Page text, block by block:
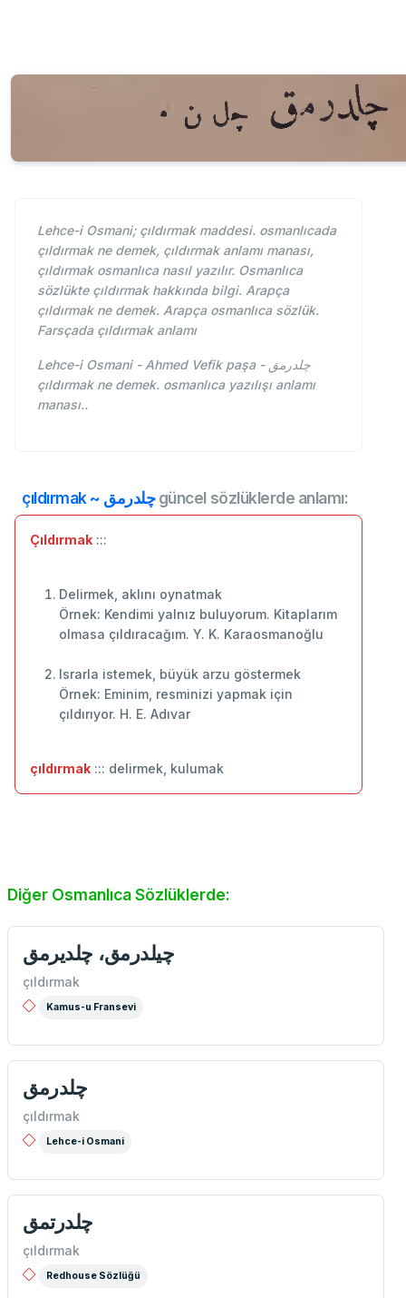
Lehce-i Osmani; çıldırmak maddesi. osmanlıcada
çıldırmak ne demek, çıldırmak anlamı manası,
çıldırmak osmanlıca nasıl yazılır. Osmanlıca
sözlükte çıldırmak hakkında bilgi. Arapça
çıldırmak ne demek. Arapça osmanlıca sözlük.
Farsçada çıldırmak anlamı
Lehce-i Osmani - Ahmed Vefik paşa - چلدرمق
çıldırmak ne demek. osmanlıca yazılışı anlamı
manası..
çıldırmak ~ چلدرمقgüncel sözlüklerde anlamı:
Çıldırmak :::
Delirmek, aklını oynatmak
Örnek: Kendimi yalnız buluyorum. Kitaplarım
olmasa çıldıracağım. Y. K. Karaosmanoğlu
Israrla istemek, büyük arzu göstermek
Örnek: Eminim, resminizi yapmak için
çıldırıyor. H. E. Adıvar
çıldırmak ::: delirmek, kulumak
Diğer Osmanlıca Sözlüklerde:
چیلدرمق، چلدیرمق
çıldırmak
Kamus-u Fransevi
چلدرمق
çıldırmak
Lehce-i Osmani
چلدرتمق
çıldırmak
Redhouse Sözlüğü